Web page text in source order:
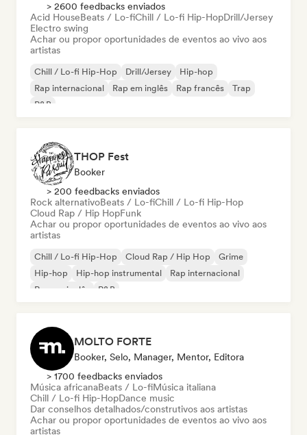
> 2600 feedbacks enviados
Acid HouseBeats / Lo-fiChill / Lo-fi Hip-HopDrill/Jersey
Electro swing
Achar ou propor oportunidades de eventos ao vivo aos
artistas
Chill / Lo-fi Hip-Hop Drill/Jersey
Hip-hop
Rap internacional
Rap em inglês Rap francês
Trap
R&B
THOP Fest
Booker
> 200 feedbacks enviados
Rock alternativoBeats / Lo-fiChill / Lo-fi Hip-Hop
Cloud Rap / Hip HopFunk
Achar ou propor oportunidades de eventos ao vivo aos
artistas
Chill / Lo-fi Hip-Hop Cloud Rap / Hip Hop
Grime
Hip-hop
Hip-hop instrumental
Rap internacional
Rap em inglês
R&B
MOLTO FORTE
Booker, Selo, Manager, Mentor, Editora
> 1700 feedbacks enviados
Música africanaBeats / Lo-fiMúsica italiana
Chill / Lo-fi Hip-HopDance music
Dar conselhos detalhados/construtivos aos artistas
Achar ou propor oportunidades de eventos ao vivo aos
artistas